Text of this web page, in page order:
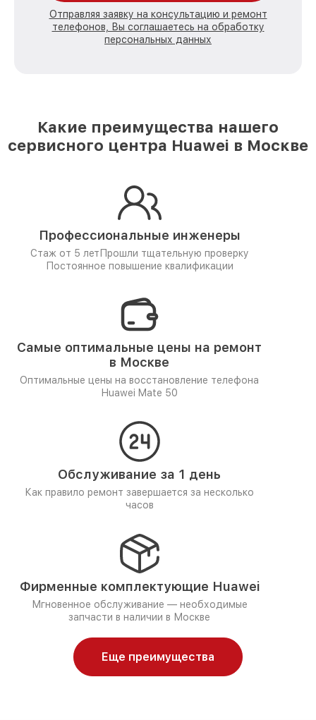
Отправляя заявку на консультацию и ремонт
телефонов, Вы соглашаетесь на обработку
персональных данных
Какие преимущества нашего
сервисного центра Huawei в Москве
Профессиональные инженеры
Стаж от 5 лет Прошли тщательную проверку
Постоянное повышение квалификации
Самые оптимальные цены на ремонт
в Москве
Оптимальные цены на восстановление телефона
Huawei Mate 50
Обслуживание за 1 день
Как правило ремонт завершается за несколько
часов
Фирменные комплектующие Huawei
Мгновенное обслуживание — необходимые
запчасти в наличии в Москве
Еще преимущества